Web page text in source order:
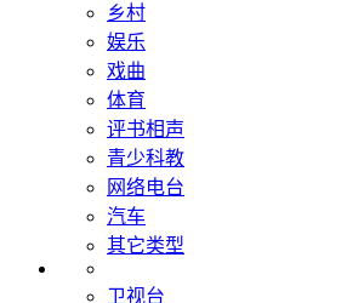
乡村
娱乐
戏曲
体育
评书相声
青少科教
网络电台
汽车
其它类型
卫视台